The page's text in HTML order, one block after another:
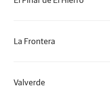
La Frontera
Valverde